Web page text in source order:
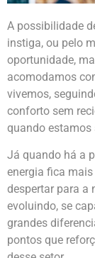
A possibilidade
instiga, ou pelo
oportunidade,
acomodamos
vivemos,
conforto sem
quando estamos
Já quando há a
energia fica
despertar para a
evoluindo, se
grandes
pontos que